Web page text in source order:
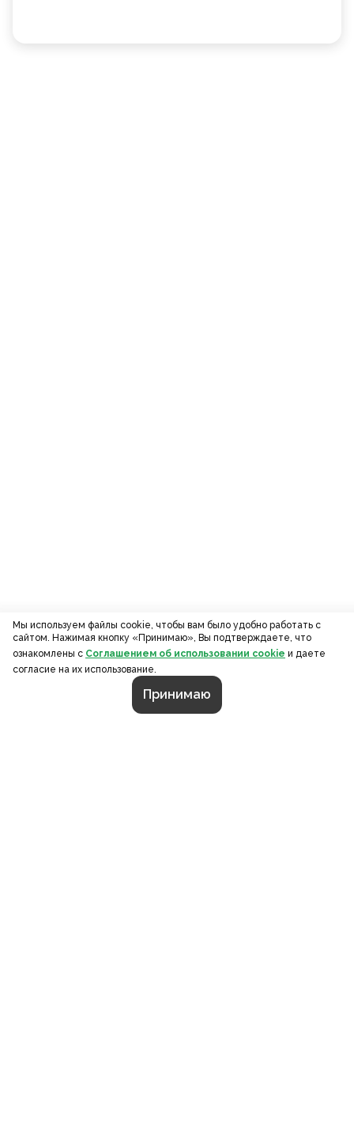
Мы используем файлы cookie, чтобы вам было удобно работать с
сайтом. Нажимая кнопку «Принимаю», Вы подтверждаете, что
ознакомлены с Соглашением об использовании cookie и даете
согласие на их использование.
Принимаю